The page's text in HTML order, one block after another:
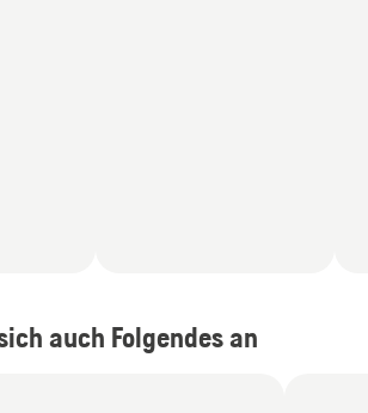
auch Folgendes an